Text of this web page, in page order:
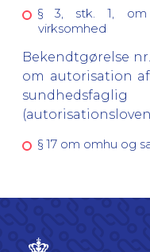
§ 3, stk. 1, om
virksomhed
Bekendtgørelse
om autorisation
§ 17 om omhu og